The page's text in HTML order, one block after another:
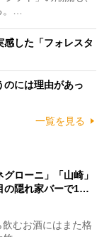
…
感した「フォレスタ
のには理由があっ
一覧を見る
ローニ」「山崎」
の隠れ家バーで1…
むお酒にはまた格